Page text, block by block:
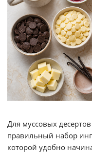
Для муссовых
правильный набор
которой удобно